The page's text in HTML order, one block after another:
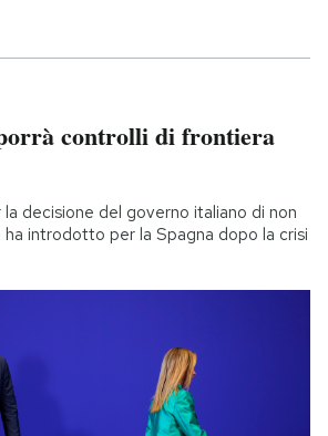
controlli di frontiera
decisione del governo italiano di non
introdotto per la Spagna dopo la crisi